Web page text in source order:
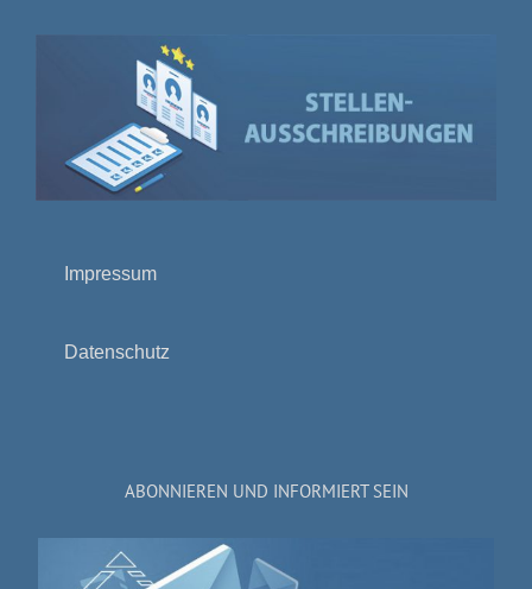
Impressum
Datenschutz
ABONNIEREN UND INFORMIERT SEIN